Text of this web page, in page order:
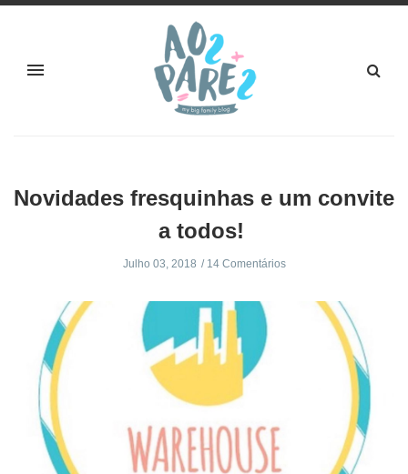
Novidades fresquinhas e um convite
a todos!
Julho 03, 2018 14 Comentários